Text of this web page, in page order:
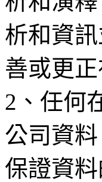
析和資
善或更
2、任何
公司資
保證資